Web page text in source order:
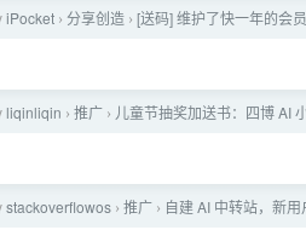
iPocket › 分享创造 › [送码] 维护了快一年的会
liqinliqin › 推广 › 儿童节抽奖加送书：四博 AI
stackoverflowos › 推广 › 自建 AI 中转站，新